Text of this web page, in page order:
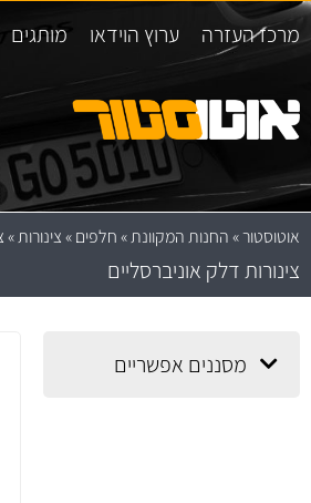
מרכז העזרה ערוץ הוידאו מותגים
אוטוסטור»החנות המקוונת»חלפים»צינורות»
צינורות דלק אוניברסליים
מסננים אפשריים